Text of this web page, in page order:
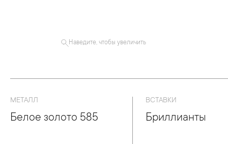
Наведите, чтобы увеличить
МЕТАЛЛ
Белое золото 585
ВСТАВКИ
Бриллианты